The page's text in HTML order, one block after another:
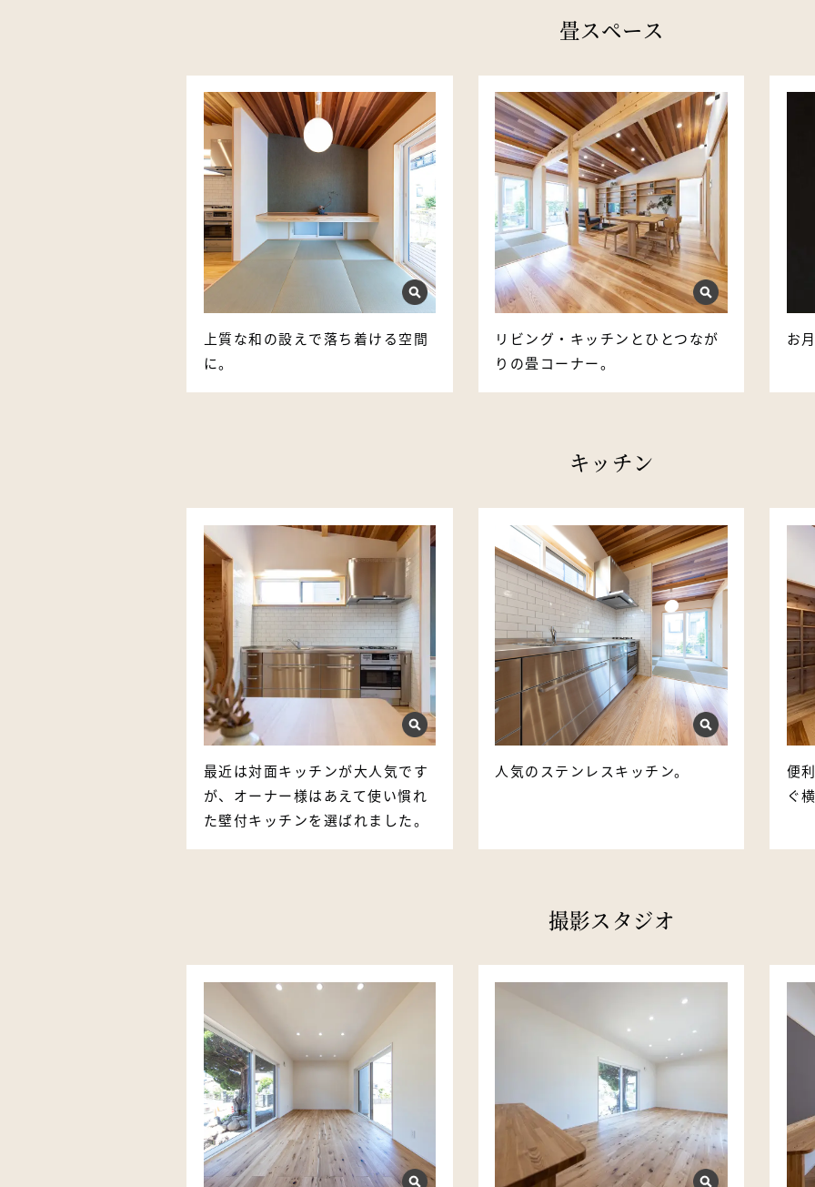
畳スペース
上質な和の設えで落ち着ける空間
に。
リビング・キッチンとひとつなが
りの畳コーナー。
お
キッチン
最近は対面キッチンが大人気です
が、オーナー様はあえて使い慣れ
た壁付キッチンを選ばれました。
人気のステンレスキッチン。
便
ぐ
撮影スタジオ